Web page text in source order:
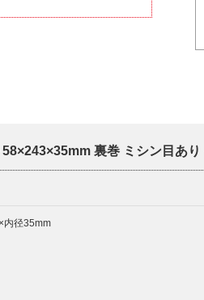
裏巻 ミシン目あ
内径35mm